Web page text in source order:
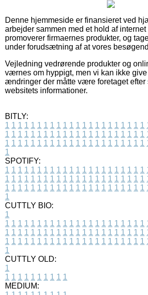
Denne hjemmeside er finansieret ved
arbejder sammen med et hold af
promoverer firmaernes produkter, og
under forudsætning af at vores
Vejledning vedrørende produkter og
værnes om hyppigt, men vi kan ikke
ændringer der måtte være foretaget efter
websitets informationer.
BITLY:
1 1 1 1 1 1 1 1 1 1 1 1 1 1 1 1 1 1 1 1 1 1
1 1 1 1 1 1 1 1 1 1 1 1 1 1 1 1 1 1 1 1 1 1
1 1 1 1 1 1 1 1 1 1 1 1 1 1 1 1 1 1 1 1 1 1
1
SPOTIFY:
1 1 1 1 1 1 1 1 1 1 1 1 1 1 1 1 1 1 1 1 1 1
1 1 1 1 1 1 1 1 1 1 1 1 1 1 1 1 1 1 1 1 1 1
1 1 1 1 1 1 1 1 1 1 1 1 1 1 1 1 1 1 1 1 1 1
1
CUTTLY BIO:
1
1 1 1 1 1 1 1 1 1 1 1 1 1 1 1 1 1 1 1 1 1 1
1 1 1 1 1 1 1 1 1 1 1 1 1 1 1 1 1 1 1 1 1 1
1 1 1 1 1 1 1 1 1 1 1 1 1 1 1 1 1 1 1 1 1 1
1
CUTTLY OLD:
1
1 1 1 1 1 1 1 1 1 1
MEDIUM: